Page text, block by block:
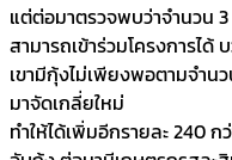
แต่ต่อมาตรวจพบว่าจำนวน 3
สามารถเข้าร่วมโครงการไ
เขามีกุ้งไม่เพียงพอตามจำน
มาจัดเกลี่ยใหม่
ทำให้ได้เพิ่มอีกรายละ 240